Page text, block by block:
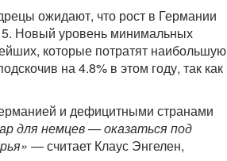
ожидают, что рост в Германии
Новый уровень минимальных
которые потратят наибольшую
на 4.8% в этом году, так как
и дефицитными странами
для немцев — оказаться под
— считает Клаус Энгелен,